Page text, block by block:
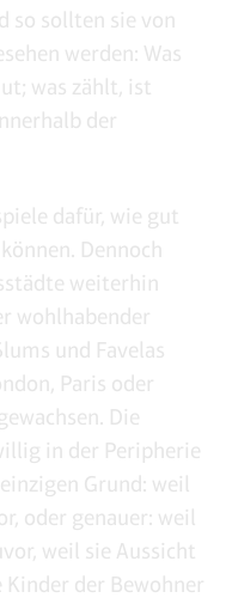
so sollten sie von
werden: Was
was zählt, ist
der
dafür, wie gut
Dennoch
weiterhin
wohlhabender
und Favelas
Paris oder
Die
in der Peripherie
Grund: weil
oder genauer: weil
weil sie Aussicht
der Bewohner